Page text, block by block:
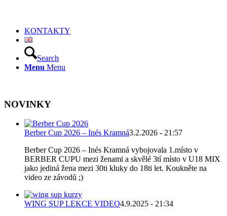
KONTAKTY
Search
Menu Menu
NOVINKY
Berber Cup 2026 – Inés Kramná3.2.2026 - 21:57
Berber Cup 2026 – Inés Kramná vybojovala 1.místo v
BERBER CUPU mezi ženami a skvělé 3tí místo v U18 MIX
jako jediná žena mezi 30ti kluky do 18ti let. Koukněte na
video ze závodů ;)
WING SUP LEKCE VIDEO4.9.2025 - 21:34